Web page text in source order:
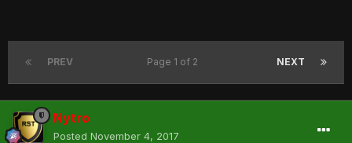
PREV NEXT
Page 1 of 2
Nytro
Posted November 4, 2017